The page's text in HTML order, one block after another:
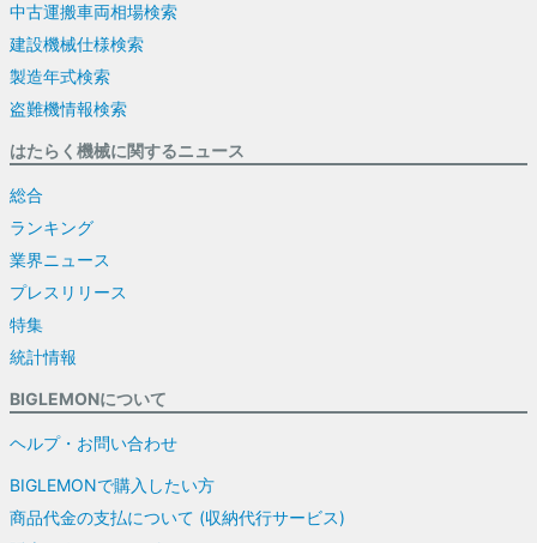
中古運搬車両相場検索
建設機械仕様検索
製造年式検索
盗難機情報検索
はたらく機械に関するニュース
総合
ランキング
業界ニュース
プレスリリース
特集
統計情報
BIGLEMONについて
ヘルプ・お問い合わせ
BIGLEMONで購入したい方
商品代金の支払について (収納代行サービス)